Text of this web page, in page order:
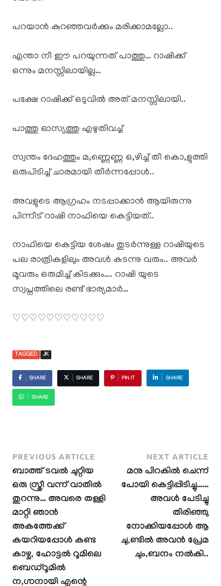
പറയാൻ കുറഞ്ഞവർക്കും മരിക്കാമല്ലോ..
എന്താ നീ ഈ പറയുന്നത് പാത്തു… റാഷിക്ക്
ഒന്നും മനസ്സിലായില്ല…
പക്ഷേ റാഷിക്ക് ഒടുവിൽ അത് മനസ്സിലായി..
പാത്തു ഓസ്യത്തു എഴുതിവച്ച്
സ്വന്തം ദേഹത്തും മ,ണ്ണെണ്ണ ഒ,ഴിച്ച് തീ കൊ,ളുത്തി
ഒരുപിടിച്ച് ചാരമായി തീർന്നപ്പോൾ..
അവളുടെ ആഗ്രഹം നടപ്പാക്കാൻ ആയിരുന്നു
പിന്നീട് റാഷി നാഫിയെ കെട്ടിയത്..
നാഫിയെ കെട്ടിയ ശേഷം തുടർന്നുള്ള റാഷിയുടെ
പല രാത്രികളിലും അവൾ കടന്നു വരും.. അവർ
മൂവരും ഒരുമിച്ച് കിടക്കും…. റാഷി യുടെ
സ്വപ്നത്തിലെ രണ്ട് ഭാര്യമാർ…
♡♡♡♡♡♡♡♡♡♡♡
TAGGED JK
SHARE SHARE PIN IT SHARE
SHARE
PREVIOUS ARTICLE
ബാത്ത് ടവൽ ചുറ്റിയ
ഒരു സ്ത്രീ വന്ന് വാതിൽ
തുറന്നു… അവരെ തള്ളി
മാറ്റി ഞാൻ
അകത്തേക്ക്
കയറിയപ്പോൾ കണ്ട
കാഴ്ച, ഹോട്ടൽ റൂമിലെ
ബെഡ്റൂമിൽ
ന,ഗ്നനായി എന്റെ
NEXT ARTICLE
മനു പിറകിൽ ചെന്ന്
പോയി കെട്ടിപ്പിടിച്ചു……
അവൾ പേടിച്ചു
തിരിഞ്ഞു
നോക്കിയപ്പോൾ ആ
ചു,ണ്ടിൽ അവൻ പ്രേമ
ചും,ബനം നൽകി..